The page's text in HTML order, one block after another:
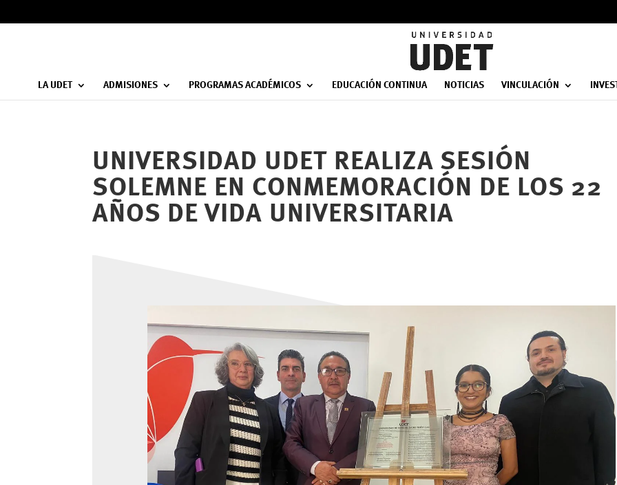
LA UDET ADMISIONES PROGRAMAS ACADÉMICOS EDUCACIÓN CONTINUA NOTICIAS VINCULACIÓN
UNIVERSIDAD UDET REALIZA SESIÓN
SOLEMNE EN CONMEMORACIÓN DE LOS 22
AÑOS DE VIDA UNIVERSITARIA